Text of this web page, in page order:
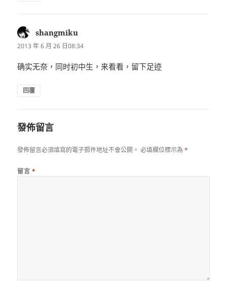
shangmiku
示:
2013 年 6 月 26 日08:34
确实无奈，同时初中生，来看看，留下足迹
回覆
發佈留言
發佈留言必須填寫的電子郵件地址不會公開。 必填欄位標示為*
留言 *